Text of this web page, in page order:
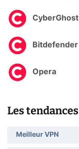
CyberGhost
Bitdefender
Opera
Les tendances
Meilleur VPN